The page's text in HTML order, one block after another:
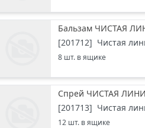
Бальзам ЧИСТАЯ
[201712] Чистая
8 шт. в ящике
Спрей ЧИСТАЯ
[201713] Чистая
12 шт. в ящике